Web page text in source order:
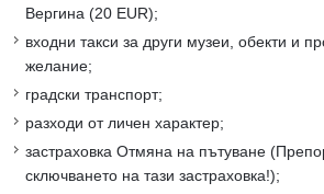
Вергина (20 EUR);
входни такси за други музеи, обекти и
желание;
градски транспорт;
разходи от личен характер;
застраховка Отмяна на пътуване
сключването на тази застраховка!);